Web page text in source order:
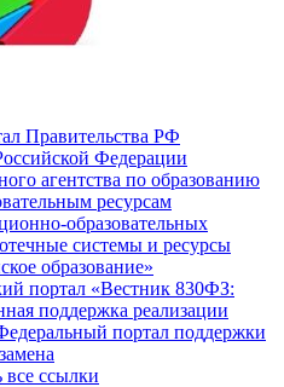
Правительства РФ
Федерации
агентства по образованию
ресурсам
образовательных
системы и ресурсы
образование»
портал «Вестник 830ФЗ:
поддержка реализации
портал поддержки
все ссылки